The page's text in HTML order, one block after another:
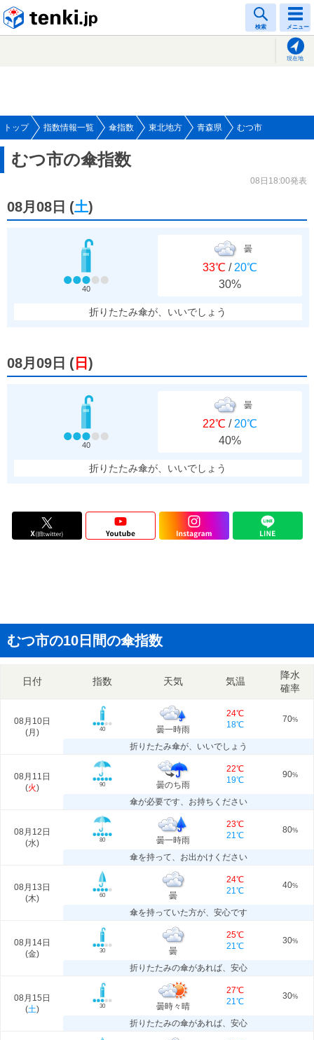
検索 メニュー
現在地
トップ 指数情報一覧 傘指数 東北地方 青森県 むつ市
むつ市の傘指数
08日18:00発表
08月08日 (土)
40
曇
33℃ / 20℃
30%
折りたたみ傘が、いいでしょう
08月09日 ( 日 )
40
曇
22℃ / 20℃
40%
折りたたみ傘が、いいでしょう
むつ市の10日間の傘指数
日付 指数 天気 気温
降水
確率
08月10日
(月 ) 40 曇一時雨
24℃
18℃
70%
折りたたみ傘が、いいでしょう
08月11日
(火) 90 曇のち雨
22℃
19℃
90%
傘が必要です、お持ちください
08月12日
(水) 80 曇一時雨
23℃
21℃
80%
傘を持って、お出かけください
08月13日
(木) 60 曇
24℃
21℃
40%
傘を持っていた方が、安心です
08月14日
(金) 30 曇
25℃
21℃
30%
折りたたみの傘があれば、安心
08月15日
(土) 30 曇時々晴
27℃
21℃
30%
折りたたみの傘があれば、安心